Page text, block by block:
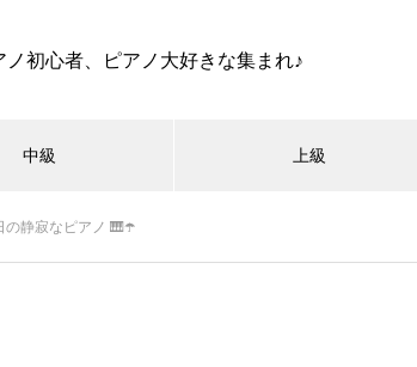
ノ初心者、ピアノ大好きな集まれ♪
中級 上級
の静寂なピアノ 🎹☂️